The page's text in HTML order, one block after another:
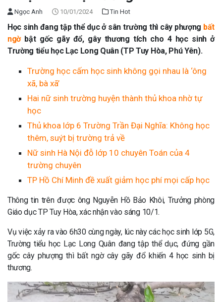
Ngọc Anh 10/01/2024 Tin Hot
Học sinh đang tập thể dục ở sân trường thì cây phượng bất
ngờbật gốc gãy đổ, gây thương tích cho 4 học sinh ở
Trường tiểu học Lạc Long Quân (TP Tuy Hòa, Phú Yên).
Trường học cấm học sinh không gọi nhau là ‘ông
xã, bà xã’
Hai nữ sinh trường huyện thành thủ khoa nhờ tự
học
Thủ khoa lớp 6 Trường Trần Đại Nghĩa: Không học
thêm, suýt bị trường trả về
Nữ sinh Hà Nội đỗ lớp 10 chuyên Toán của 4
trường chuyên
TP Hồ Chí Minh đề xuất giảm học phí mọi cấp học
Thông tin trên được ông Nguyễn Hồ Bảo Khôi, Trưởng phòng
Giáo dục TP Tuy Hòa, xác nhận vào sáng 10/1.
Vụ việc xảy ra vào 6h30 cùng ngày, lúc này các học sinh lớp 5G,
Trường tiểu học Lạc Long Quân đang tập thể dục, đứng gần
gốc cây phượng thì bất ngờ cây gãy đổ khiến 4 học sinh bị
thương.